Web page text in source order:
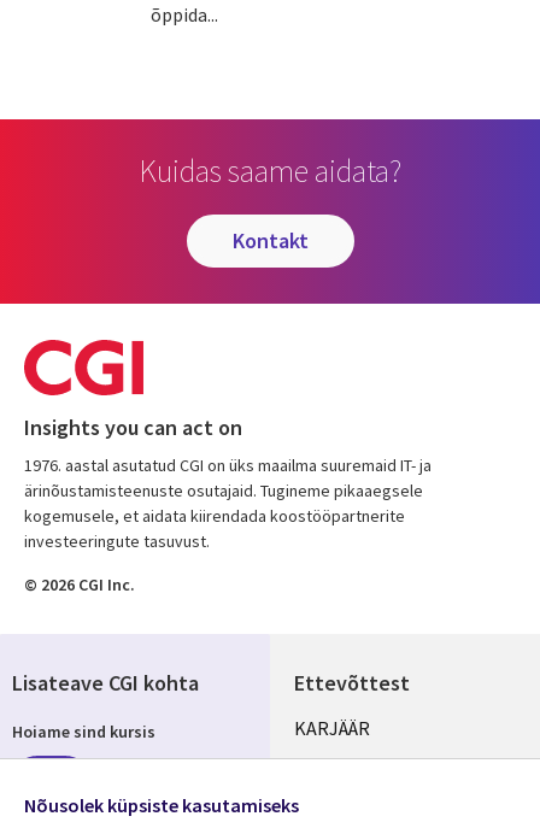
õppida...
Kuidas saame aidata?
kontakt
Insights you can act on
1976. aastal asutatud CGI on üks maailma suuremaid IT- ja
ärinõustamisteenuste osutajaid. Tugineme pikaaegsele
kogemusele, et aidata kiirendada koostööpartnerite
investeeringute tasuvust.
© 2026 CGI Inc.
Ettevõttest
Useful
links
ESTONIA
KARJÄÄR
KONTORID
Lisateave CGI kohta
Hoiame sind kursis
Nõusolek küpsiste kasutamiseks